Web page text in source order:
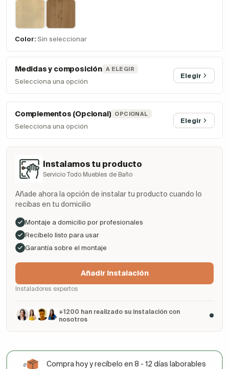
Color: Sin seleccionar
Medidas y composición A ELEGIR
Selecciona una opción
Elegir
Complementos (Opcional) OPCIONAL
Selecciona una opción
Elegir
Instalamos tu producto
Servicio Todo Muebles de Baño
Añade ahora la opción de instalar tu producto cuando lo
recibas en tu domicilio
Montaje a domicilio por profesionales
Recíbelo listo para usar
Garantía sobre el montaje
Añadir Instalación
Instaladores expertos
+1200 han realizado su instalación con
nosotros
Compra hoy y recíbelo en 8 - 12 días laborables